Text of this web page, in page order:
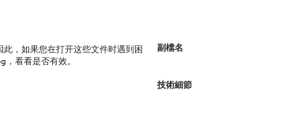
，如果您在打开这些文件时遇到困
看看是否有效。
副檔名
技術細節